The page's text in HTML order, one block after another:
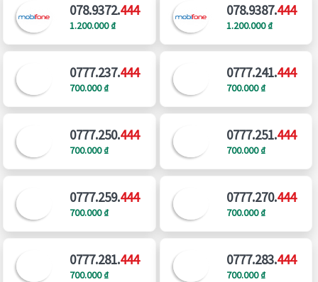
078.9372.444
1.200.000 ₫
078.9387.444
1.200.000 ₫
0777.237.444
700.000 ₫
0777.241.444
700.000 ₫
0777.250.444
700.000 ₫
0777.251.444
700.000 ₫
0777.259.444
700.000 ₫
0777.270.444
700.000 ₫
0777.281.444
700.000 ₫
0777.283.444
700.000 ₫